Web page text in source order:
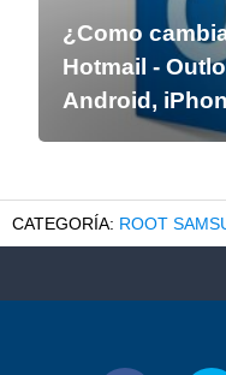
¿Como
Hotmail -
Android,
ROOT